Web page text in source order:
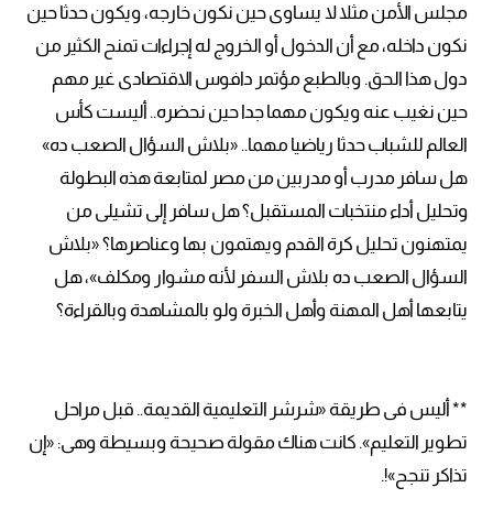
مجلس الأمن مثلا لا يساوى حين نكون خارجه، ويكون حدثا حين
نكون داخله، مع أن الدخول أو الخروج له إجراءات تمنح الكثير من
دول هذا الحق. وبالطبع مؤتمر دافوس الاقتصادى غير مهم
حين نغيب عنه ويكون مهما جدا حين نحضره.. أليست كأس
العالم للشباب حدثا رياضيا مهما.. «بلاش السؤال الصعب ده»
هل سافر مدرب أو مدربين من مصر لمتابعة هذه البطولة
وتحليل أداء منتخبات المستقبل؟ هل سافر إلى تشيلى من
يمتهنون تحليل كرة القدم ويهتمون بها وعناصرها؟ «بلاش
السؤال الصعب ده بلاش السفر لأنه مشوار ومكلف»، هل
يتابعها أهل المهنة وأهل الخبرة ولو بالمشاهدة وبالقراءة؟
** أليس فى طريقة «شرشر التعليمية القديمة.. قبل مراحل
تطوير التعليم». كانت هناك مقولة صحيحة وبسيطة وهى: «إن
تذاكر تنجح»!.